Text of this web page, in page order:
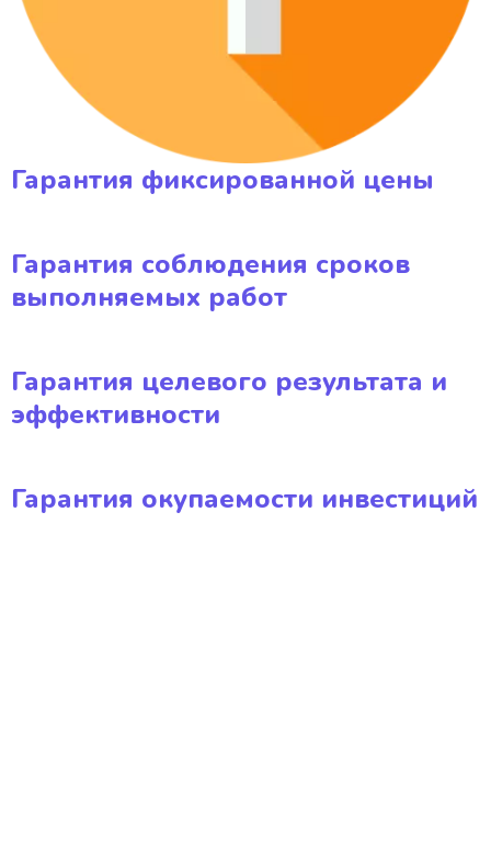
Гарантия фиксированной цены
Гарантия соблюдения сроков
выполняемых работ
Гарантия целевого результата и
эффективности
Гарантия окупаемости инвестиций